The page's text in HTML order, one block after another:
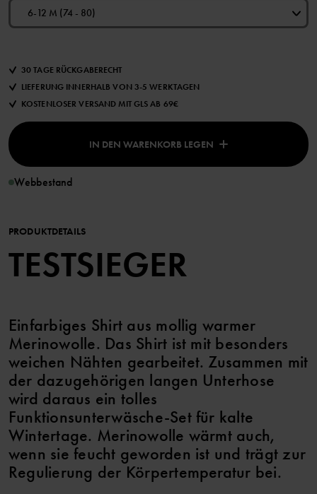
6-12 M (74 - 80)
30 TAGE RÜCKGABERECHT
LIEFERUNG INNERHALB VON 3-5 WERKTAGEN
KOSTENLOSER VERSAND MIT GLS AB 69€
IN DEN WARENKORB LEGEN
Webbestand
PRODUKTDETAILS
TESTSIEGER
Einfarbiges Shirt aus mollig warmer
Merinowolle. Das Shirt ist mit besonders
weichen Nähten gearbeitet. Zusammen mit
der dazugehörigen langen Unterhose
wird daraus ein tolles
Funktionsunterwäsche-Set für kalte
Wintertage. Merinowolle wärmt auch,
wenn sie feucht geworden ist und trägt zur
Regulierung der Körpertemperatur bei.